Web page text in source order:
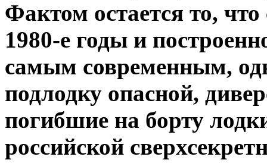
Фактом остается то,
1980-е годы и
самым современным,
подлодку опасной,
погибшие на борту
российской